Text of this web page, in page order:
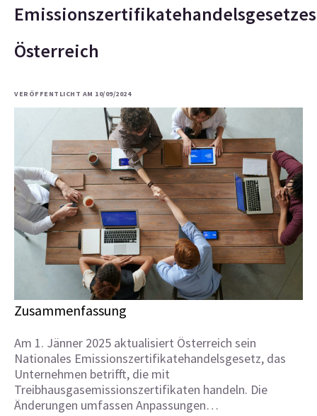
Emissionszertifikatehandelsgesetzes
Österreich
VERÖFFENTLICHT AM 10/09/2024
Zusammenfassung
Am 1. Jänner 2025 aktualisiert Österreich sein
Nationales Emissionszertifikatehandelsgesetz, das
Unternehmen betrifft, die mit
Treibhausgasemissionszertifikaten handeln. Die
Änderungen umfassen Anpassungen…